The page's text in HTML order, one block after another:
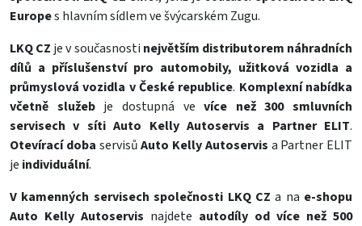
Europes hlavním sídlem ve švýcarském Zugu.
LKQ CZ je v současnosti největším distributorem náhradních
dílů a příslušenství pro automobily, užitková vozidla a
průmyslová vozidla v České republice. Komplexní nabídka
včetně služebje dostupná vevíce než 300 smluvních
servisech v síti Auto Kelly Autoservis a Partner ELIT.
Otevírací doba servisůAuto Kelly Autoservis a Partner ELIT
je individuální.
V kamenných servisech společnosti LKQ CZ a na e-shopu
Auto Kelly Autoservis najdete autodíly od více než 500